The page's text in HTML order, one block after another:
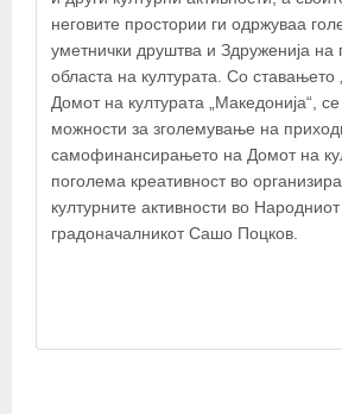
неговите простории ги одржуваа
уметнички друштва и Здруженија на
областа на културата. Со ставањето
Домот на културата „Македонија“,
можности за зголемување на
самофинансирањето на Домот на
поголема креативност во
културните активности во Народниот
градоначалникот Сашо Поцков.